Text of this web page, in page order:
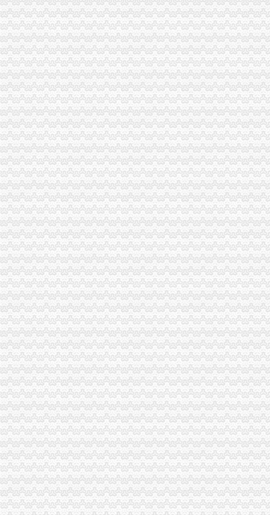
鑫秋农业财务造几方掐架多家金融机构被卷入_财经_中国网
上新街财务公司
【58同城】石家庄财务会计_石家庄财会_石家庄评估
重庆冯悦财务管理咨询有限公司2017新招聘信息_电话_地址-58企
新街镇财务税务机构-高安市财务税务机构-宜春财务税务机构-宜春财务
【南京内勤财务招聘网_2018年新南京内勤财务招聘信息】-南京聘
证券时报电子报实时通过手机APP、网站免费阅读重大财经新闻资讯及
南岸周边财务公司
【重庆南岸南岸周边财务/审计/税务招聘网|2018年重庆南岸南岸周边财
【南岸周边财务会计类职业认证培训】-今题南岸周边财务会计类职业
【58同城】重庆南岸南岸周边工商注册_公司注册代理_代办注册公司价
南岸路附近出纳招聘|南岸路附近出纳职位信息汇总|广州出纳招聘分类-
【南岸周边财务管理培训课程_南岸周边财务管理培训班】-重庆培训网
海棠溪财务公司
【重庆海棠溪工商注册|工商注册代理|工商注册代办】-重庆赶集网
【重庆海棠溪审计代理|代办审计】-重庆赶集网
李嘉诚为何卖大陆地产旗下和黄地产回应出售重庆项目：未达成协议_
重庆收银员：收银员3500包吃住-重庆爱问分类
太集团：日常关联交易公告_搜狐财经_搜狐网
弹子石财务公司
重庆燃气集团股份有限公司2014年度报告摘要（下转C34版）_网易新闻
南岸服装服料公司_南岸服装服料生产厂家_企业公司
大事记-重庆市烟草专卖局（公司）
重庆一线地产商轮番上演降价戏码_网易上海房产频道
就业信息网
茶园新区财务公司
【中铁山水一舍】茶园新区预计10月推出高层、洋房_中铁山水一舍
茶园新区]某科技公司新建厂区3号厂房建筑施工图-cad车间厂房建筑
南岸区茶园新区茶花小镇专用变器停电_重庆市公开信箱
老麻抄手(南岸茶园新区分店)电话,地址,营业时间(图)-重庆美
茶园新区50名企大型招聘会,即将登陆南岸_南译吧_百度贴吧
经开区财务公司
新疆家“互联网+银联缴税”在经开区（头区）试点成功-昌吉回族自
16个项目落户东盟经开区-财经新闻_每日财经报道_财经频道-海外网
东盟经开区财政局贯彻落实中小学校新财务会计制度_中国南宁
娄底经开区地税局化财务管理成效显著_娄底新闻网
成都届汽车科技金融发展论坛在经开区举行-财经-四川新闻网财经频
长生桥财务公司
【重庆南岸长生桥财务/审计/税务招聘网|2018年重庆南岸长生桥财务/审
重庆长生桥何老师重庆学造价建筑工程计量_志趣网